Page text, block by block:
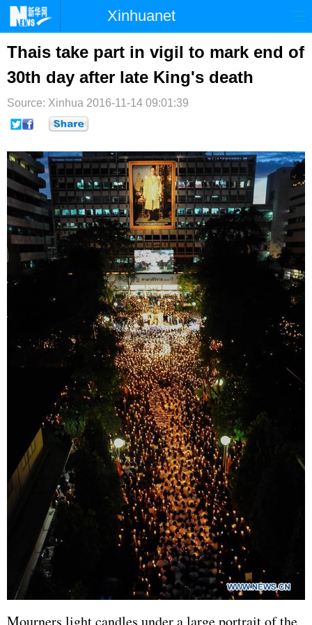
Xinhuanet
首页 时政 国际 港澳
台湾 财经 法治
纪检 体育 科技
文娱
博客 微博
Thais take part in vigil to mark end of
30th day after late King's death
Source: Xinhua 2016-11-14 09:01:39
Mourners light candles under a large portrait of the